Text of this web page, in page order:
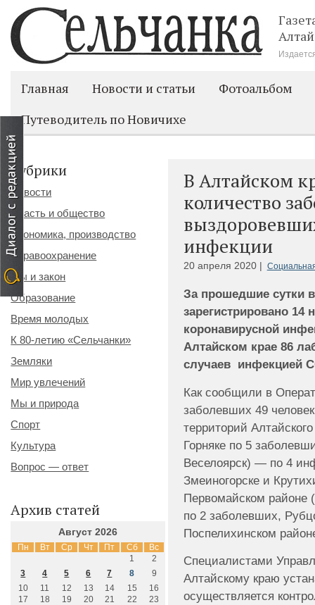
Главная Новости и статьи
Фотоальбом
Путеводитель по Новичихе
В Алтайском
количество
инфекции
20 апреля 2020 |
За прошедшие сутки
зарегистрировано 14
коронавирусной
Алтайском крае 86
случаев инфекцией
Как сообщили в
заболевших 49
территорий
Горняке по 5
Веселоярск) — по 4
Змеиногорске и
Первомайском районе
по 2 заболевших,
Поспелихинском
Специалистами
Алтайскому краю
осуществляется
Рубрики
Новости
Власть и общество
Экономика, производство
Здравоохранение
Мы и закон
Образование
Время молодых
К 80-летию «Сельчанки»
Земляки
Мир увлечений
Мы и природа
Спорт
Культура
Вопрос — ответ
Архив статей
Август 2026
Пн Вт Ср Чт Пт Сб Вс
1
2
3
4 5 6 7 8
9
10
11 12 13 14 15
16
17
18 19 20 21 22
23